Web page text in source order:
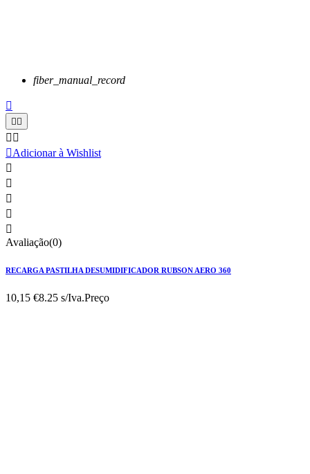
fiber_manual_record

 
 
Adicionar à Wishlist





Avaliação(0)
RECARGA PASTILHA DESUMIDIFICADOR RUBSON AERO 360
10,15 €8.25 s/Iva.Preço